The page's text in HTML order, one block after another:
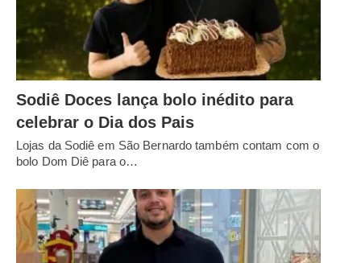
Sodiê Doces lança bolo inédito para
celebrar o Dia dos Pais
Lojas da Sodiê em São Bernardo também contam com o
bolo Dom Diê para o…